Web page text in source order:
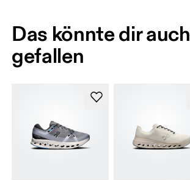
Das könnte dir auch
gefallen